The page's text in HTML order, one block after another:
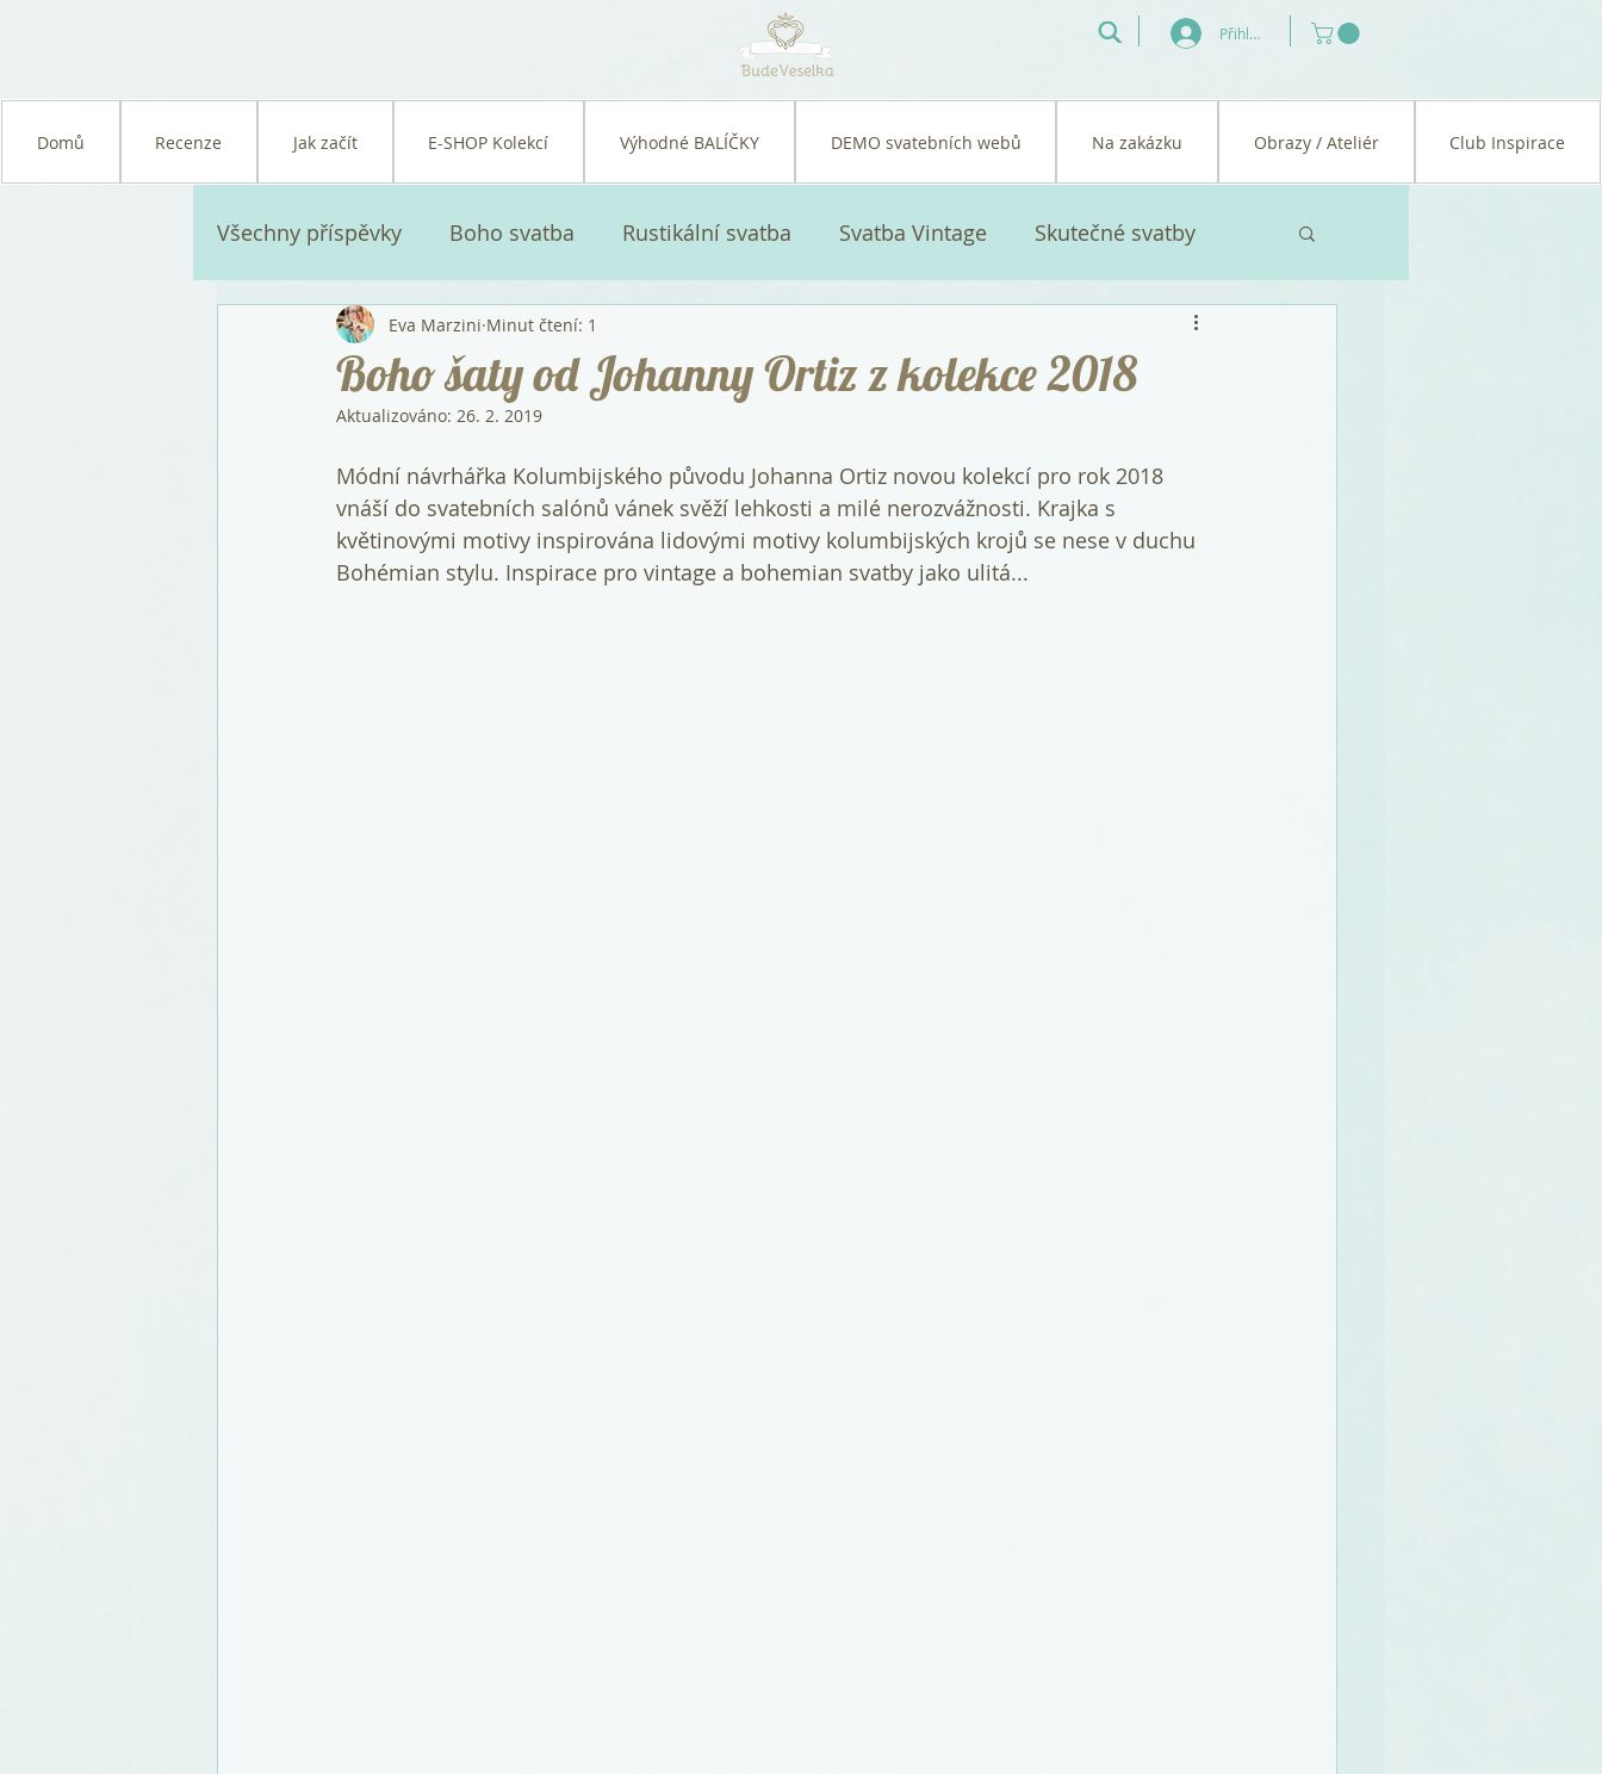
Přihlásit se
Domů Recenze Jak začít E-SHOP Kolekcí Výhodné BALÍČKY DEMO svatebních webů Na zakázku Obrazy / Ateliér Club Inspirace
Všechny příspěvky Boho svatba Rustikální svatba Svatba Vintage Skutečné svatby
Nordic glam svatba Svatební šaty a doplňky
Doporučené
Boho šaty od Johanny Ortiz z kolekce 2018
Eva Marzini Minut čtení: 1
Aktualizováno: 26. 2. 2019
Módní návrhářka Kolumbijského původu Johanna Ortiz novou kolekcí pro rok 2018
vnáší do svatebních salónů vánek svěží lehkosti a milé nerozvážnosti. Krajka s
květinovými motivy inspirována lidovými motivy kolumbijských krojů se nese v duchu
Bohémian stylu. Inspirace pro vintage a bohemian svatby jako ulitá...